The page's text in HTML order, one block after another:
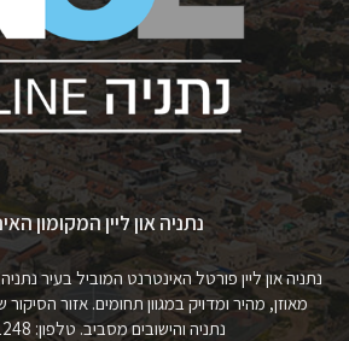
נתניה און ליין המקומון
נתניה און ליין פורטל האינטרנט המוביל בעיר
מאוזן, מהיר ומדויק במגוון תחומים. אזור
נתניה והישובים מסביב. טלפון: 050-8491248